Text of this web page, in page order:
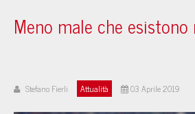
Meno male che
Stefano Fierli Attualità 03 Aprile 2019